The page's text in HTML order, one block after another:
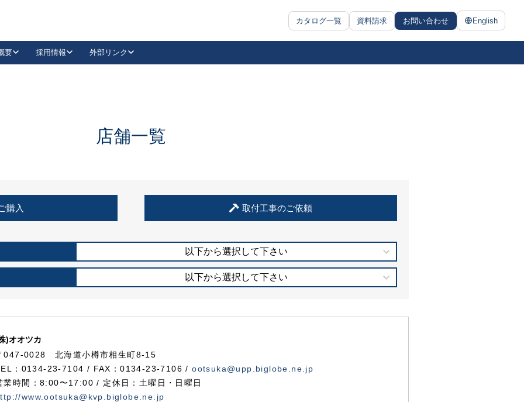
カタログ一覧 資料請求 お問い合わせ English
抗ウイルス・抗菌製品
要 採用情報 外部リンク
LinkedIn
住宅使用部材標準化推進協議会
店舗一覧
購入 取付工事のご依頼
以下から選択して下さい
以下から選択して下さい
)オオツカ
047-0028 北海道小樽市相生町8-15
：0134-23-7104 / FAX：0134-23-7106 /ootsuka@upp.biglobe.ne.jp
業時間：8:00〜17:00 / 定休日：土曜日・日曜日
www.ootsuka@kvp.biglobe.ne.jp